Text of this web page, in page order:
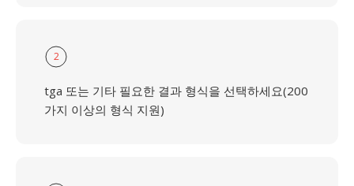
2
tga 또는 기타 필요한 결과 형식을 선택하세요(200
가지 이상의 형식 지원)